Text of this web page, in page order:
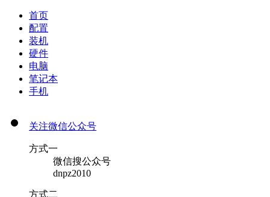
首页
配置
装机
硬件
电脑
笔记本
手机
关注微信公众号
方式一
微信搜公众号
dnpz2010
方式二